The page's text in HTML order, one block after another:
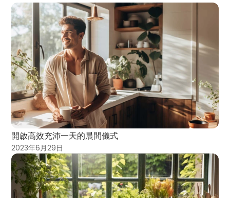
開啟高效充沛一天的晨間儀式
2023年6月29日